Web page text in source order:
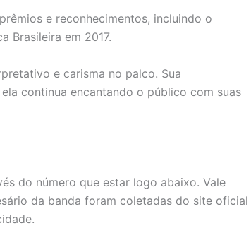
e reconhecimentos, incluindo o
Brasileira em 2017.
e carisma no palco. Sua
continua encantando o público com suas
do número que estar logo abaixo. Vale
da banda foram coletadas do site oficial